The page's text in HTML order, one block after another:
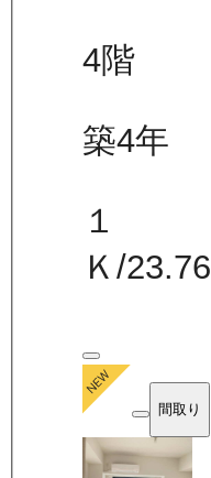
4階
築4年
１
Ｋ/23.76
間取り